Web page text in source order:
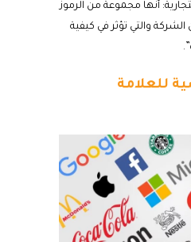
أنها مجموعة من الرموز
والتي تؤثر في كيفية
للعلامة